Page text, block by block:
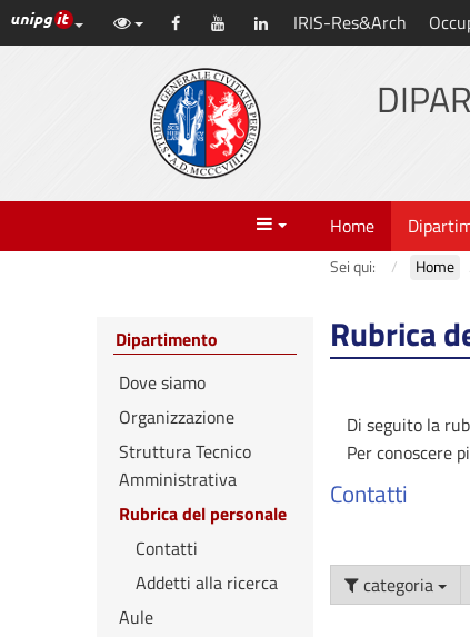
Vai
al
Link ai principali servizi web di Ateneo
Facebook YouTube LinkedIn
IRIS-Res&Arch
Menu Home
Sei qui: Home
Rubrica
Di seguito la
Per conoscere
Contatti
categoria
Dipartimento
Dove siamo
Organizzazione
Struttura Tecnico
Amministrativa
Rubrica del personale
Contatti
Addetti alla ricerca
Aule